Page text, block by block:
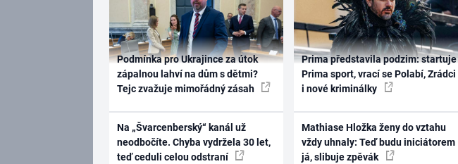
Podmínka pro Ukrajince za útok
zápalnou lahví na dům s dětmi?
Tejc zvažuje mimořádný zásah
Na „Švarcenberský“ kanál už
neodbočíte. Chyba vydržela 30 let,
teď ceduli celou odstraní
Prima představila podzim: startuje
Prima sport, vrací se Polabí, Zrádci
i nové kriminálky
Mathiase Hložka ženy do vztahu
vždy uhnaly: Teď budu iniciátorem
já, slibuje zpěvák